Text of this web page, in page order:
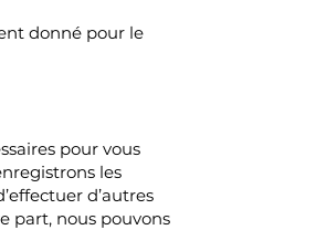
donné pour le
pour vous
les
d’autres
part, nous pouvons